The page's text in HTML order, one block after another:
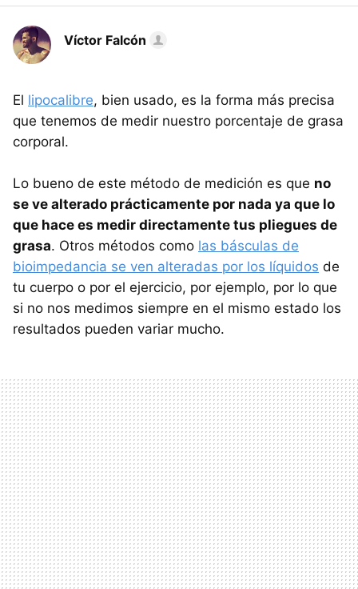
Víctor Falcón
El lipocalibre, bien usado, es la forma más precisa
que tenemos de medir nuestro porcentaje de grasa
corporal.
Lo bueno de este método de medición es que no
se ve alterado prácticamente por nada ya que lo
que hace es medir directamente tus pliegues de
grasa. Otros métodos como las básculas de
bioimpedancia se ven alteradas por los líquidos de
tu cuerpo o por el ejercicio, por ejemplo, por lo que
si no nos medimos siempre en el mismo estado los
resultados pueden variar mucho.